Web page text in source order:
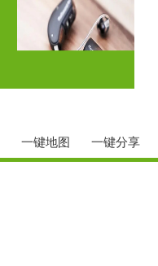
一键地图 一键分享